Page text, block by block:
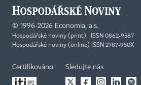
© 1996-2026 Economia, a.s.
Hospodářské noviny (print) ISSN 0862-9587
Hospodářské noviny (online) ISSN 2787-950X
Certifikováno Sledujte nás